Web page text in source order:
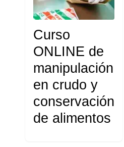
Curso
ONLINE de
manipulación
en crudo y
conservación
de alimentos